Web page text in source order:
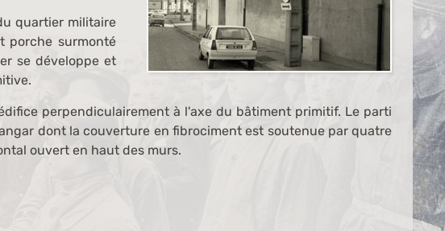
quartier militaire
porche surmonté
se développe et
perpendiculairement à l'axe du bâtiment primitif. Le parti
dont la couverture en fibrociment est soutenue par quatre
ouvert en haut des murs.